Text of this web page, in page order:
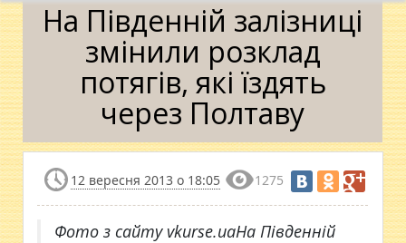
На Південній залізниці
змінили розклад
потягів, які їздять
через Полтаву
12 вересня 2013 о 18:05 1275
Фото з сайту vkurse.uaНа Південній